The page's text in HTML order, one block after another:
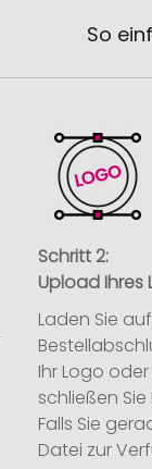
So
Schritt 2:
Upload Ihres
Laden Sie
Ihr Logo
schließen
Falls Sie
Datei zur